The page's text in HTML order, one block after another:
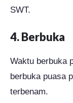
SWT.
4. Berbuka
Waktu berbuka
berbuka puasa
terbenam.